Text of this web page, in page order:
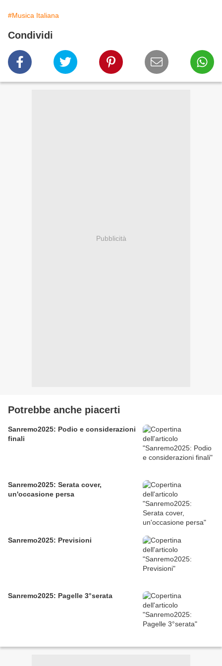
#Musica Italiana
Condividi
Pubblicità
Potrebbe anche piacerti
Sanremo2025: Podio e considerazioni
finali
Sanremo2025: Serata cover,
un'occasione persa
Sanremo2025: Previsioni
Sanremo2025: Pagelle 3°serata